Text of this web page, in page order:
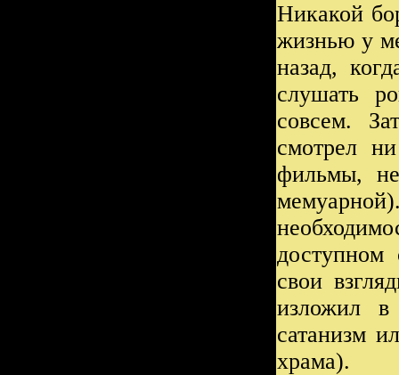
Никакой
жизнью у
назад,
слушать
совсем.
смотрел
фильмы,
доступном
свои
изложил
сатанизм
храма).